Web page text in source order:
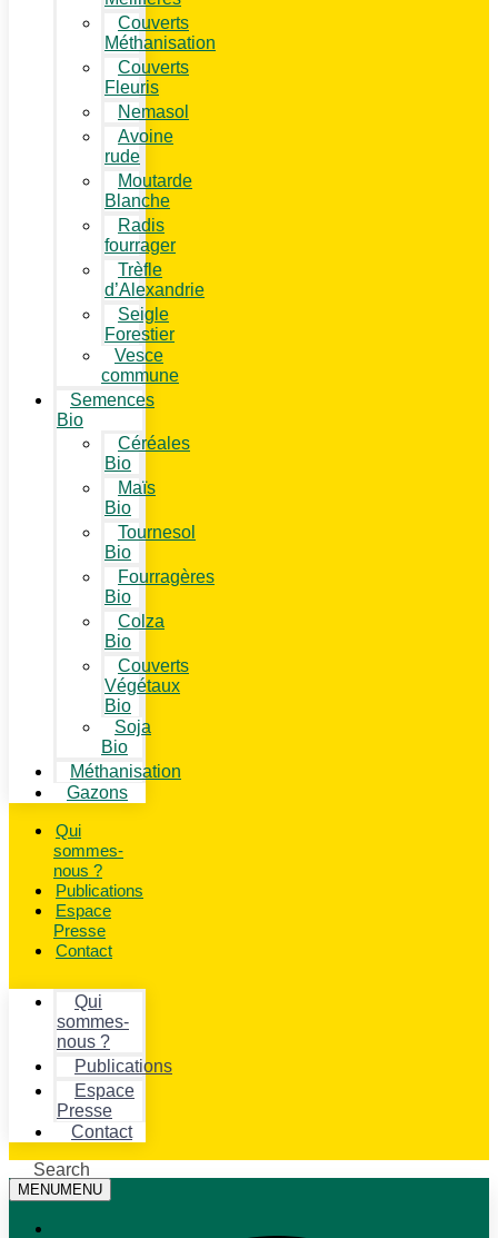
Couverts
Méthanisation
Couverts
Fleuris
Nemasol
Avoine
rude
Moutarde
Blanche
Radis
fourrager
Trèfle
d’Alexandrie
Seigle
Forestier
Vesce
commune
Semences
Bio
Céréales
Bio
Maïs
Bio
Tournesol
Bio
Fourragères
Bio
Colza
Bio
Couverts
Végétaux
Bio
Soja
Bio
Méthanisation
Gazons
Qui
sommes-
nous ?
Publications
Espace
Presse
Contact
Qui
sommes-
nous ?
Publications
Espace
Presse
Contact
Search
MENUMENU